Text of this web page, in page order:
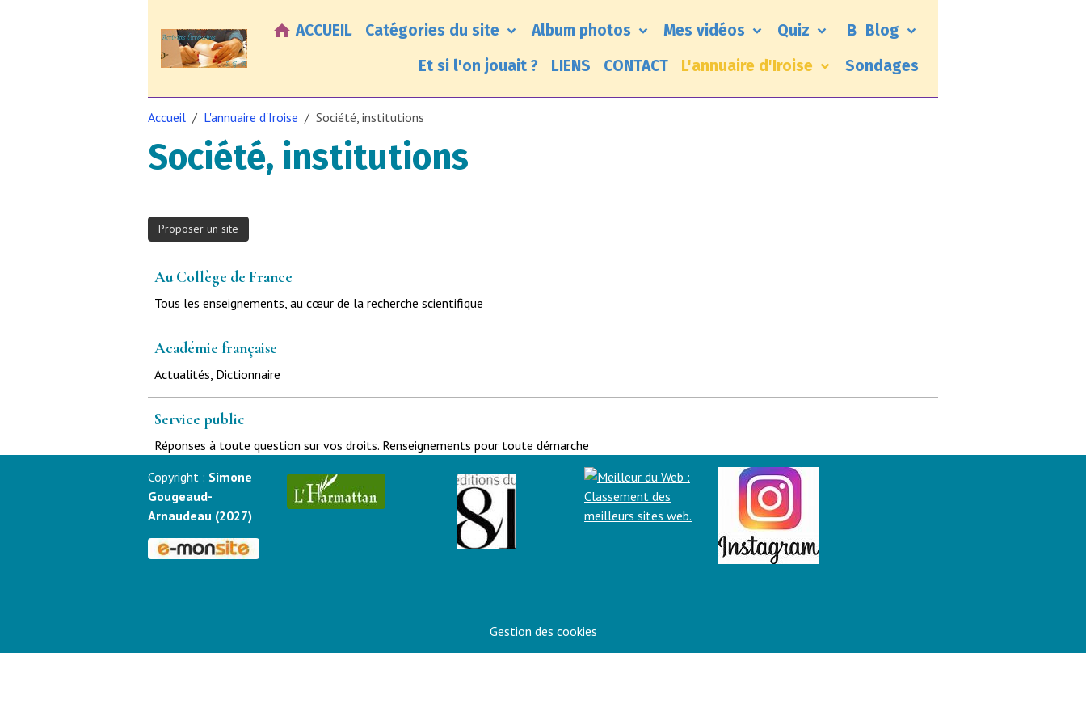
ACCUEIL Catégories du site Album photos Mes vidéos Quiz
Blog
Et si l'on jouait ?
LIENS CONTACT L'annuaire d'Iroise Sondages
Accueil L'annuaire d'Iroise Société, institutions
Société, institutions
Proposer un site
Au Collège de France
Tous les enseignements, au cœur de la recherche scientifique
Académie française
Actualités, Dictionnaire
Service public
Réponses à toute question sur vos droits. Renseignements pour toute démarche
Copyright : Simone
Gougeaud-
Arnaudeau (2027)
Gestion des cookies